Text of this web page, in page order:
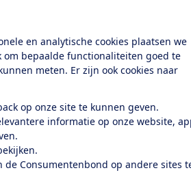
en analytische cookies plaatsen we
om bepaalde functionaliteiten goed te
meten. Er zijn ook cookies naar
op onze site te kunnen geven.
informatie op onze website,
de Consumentenbond op andere sites